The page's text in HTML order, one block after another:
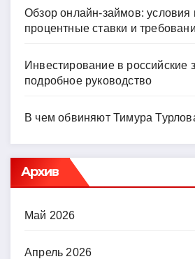
Обзор онлайн-займов: условия
процентные ставки и
Инвестирование в российские
подробное руководство
В чем обвиняют Тимура
Архив
Май 2026
Апрель 2026